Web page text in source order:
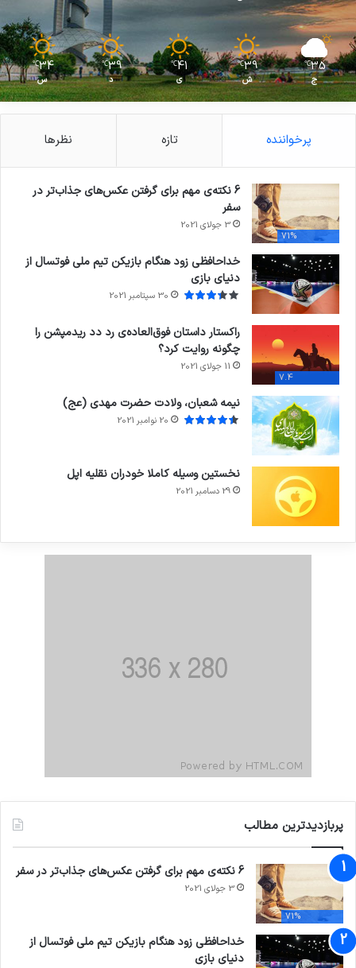
35
℃
ج
39
℃
ش
41
℃
ی
39
℃
د
34
℃
س
پرخواننده تازه نظرها
71%
6 نکته‌ی مهم برای گرفتن عکس‌های جذاب‌تر در
سفر
3 جولای 2021
خداحافظی زود هنگام بازیکن تیم ملی فوتسال از
دنیای بازی
30 سپتامبر 2021
7.4
راکستار داستان فوق‌العاده‌ی رد دد ریدمپشن را
چگونه روایت کرد؟
11 جولای 2021
نیمه شعبان، ولادت حضرت مهدی (عج)
20 نوامبر 2021
نخستین وسیله کاملا خودران نقلیه اپل
29 دسامبر 2021
پربازدیدترین مطالب
71%
6 نکته‌ی مهم برای گرفتن عکس‌های جذاب‌تر در سفر
3 جولای 2021
خداحافظی زود هنگام بازیکن تیم ملی فوتسال از
دنیای بازی